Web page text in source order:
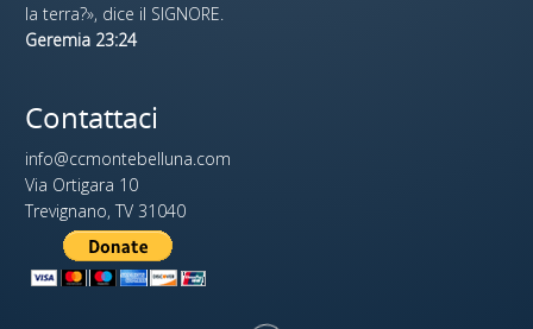
la terra?», dice il SIGNORE.
Geremia 23:24
Contattaci
info@ccmontebelluna.com
Via Ortigara 10
Trevignano, TV 31040